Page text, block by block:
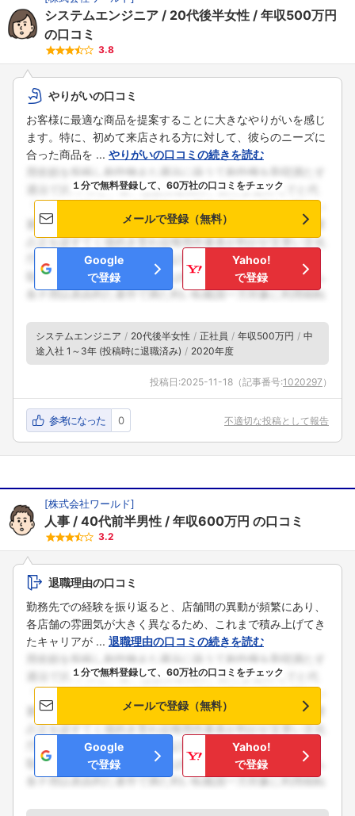
システムエンジニア 20代後半女性
年収500万円
の口コミ
3.8
やりがいの口コミ
お客様に最適な商品を提案することに大きなやりがいを感じ
ます。特に、初めて来店される方に対して、彼らのニーズに
合った商品を ... やりがいの口コミの続きを読む
１分で無料登録して、60万社の口コミをチェック
メールで登録（無料）
Google
で登録
Yahoo!
で登録
システムエンジニア 20代後半女性 正社員 年収500万円
中
途入社 1～3年 (投稿時に退職済み)
2020年度
投稿日:2025-11-18 （記事番号:1020297 ）
参考になった 0 不適切な投稿として報告
[株式会社ワールド]
人事 40代前半男性 年収600万円 の口コミ
3.2
退職理由の口コミ
勤務先での経験を振り返ると、店舗間の異動が頻繁にあり、
各店舗の雰囲気が大きく異なるため、これまで積み上げてき
たキャリアが ... 退職理由の口コミの続きを読む
１分で無料登録して、60万社の口コミをチェック
メールで登録（無料）
Google
で登録
Yahoo!
で登録